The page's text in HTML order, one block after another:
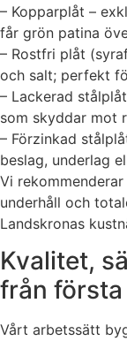
– Kopparplåt –
får grön patina
– Rostfri plåt
och salt; perfekt
– Lackerad
som skyddar mot
– Förzinkad
beslag, underlag
Vi
underhåll och
Landskronas
Kvalitet,
från
Vårt arbetssätt